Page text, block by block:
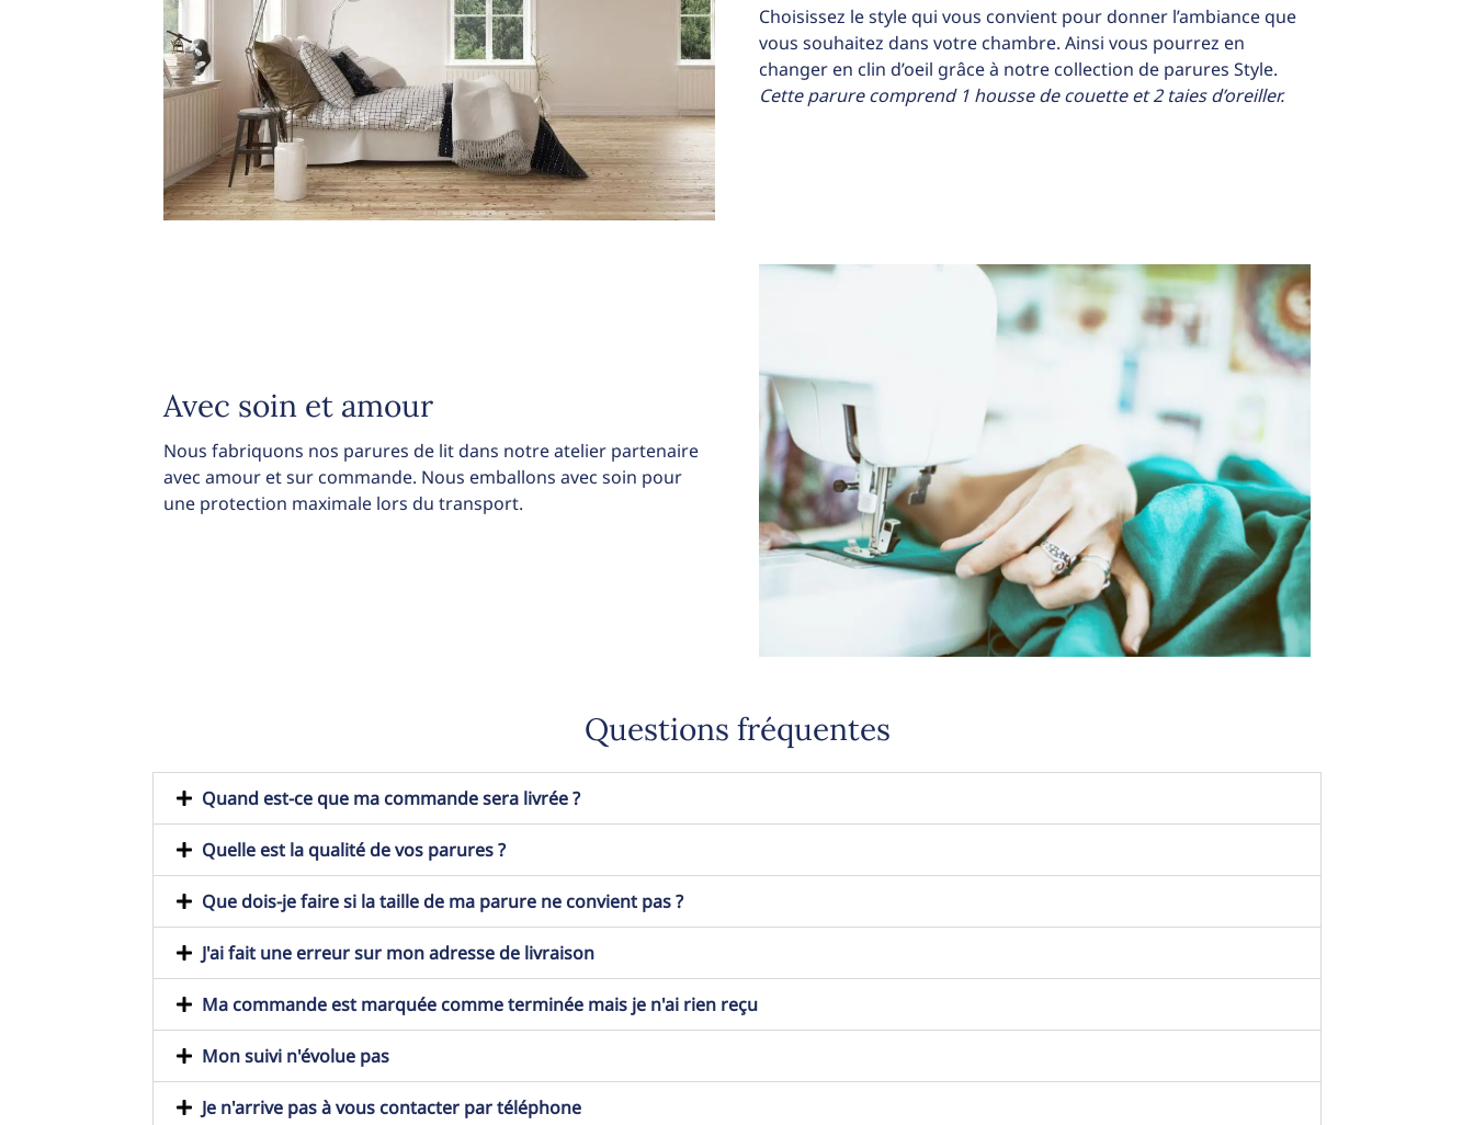
Choisissez le style qui vous convient pour donner l’ambiance que
vous souhaitez dans votre chambre. Ainsi vous pourrez en
changer en clin d’oeil grâce à notre collection de parures Style.
Cette parure comprend 1 housse de couette et 2 taies d’oreiller.
Avec soin et amour
Nous fabriquons nos parures de lit dans notre atelier partenaire
avec amour et sur commande. Nous emballons avec soin pour
une protection maximale lors du transport.
Questions fréquentes
Quand est-ce que ma commande sera livrée ?
Quelle est la qualité de vos parures ?
Que dois-je faire si la taille de ma parure ne convient pas ?
J'ai fait une erreur sur mon adresse de livraison
Ma commande est marquée comme terminée mais je n'ai rien reçu
Mon suivi n'évolue pas
Je n'arrive pas à vous contacter par téléphone